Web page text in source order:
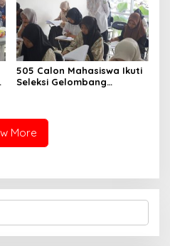
505 Calon Mahasiswa Ikuti
Seleksi Gelombang
More